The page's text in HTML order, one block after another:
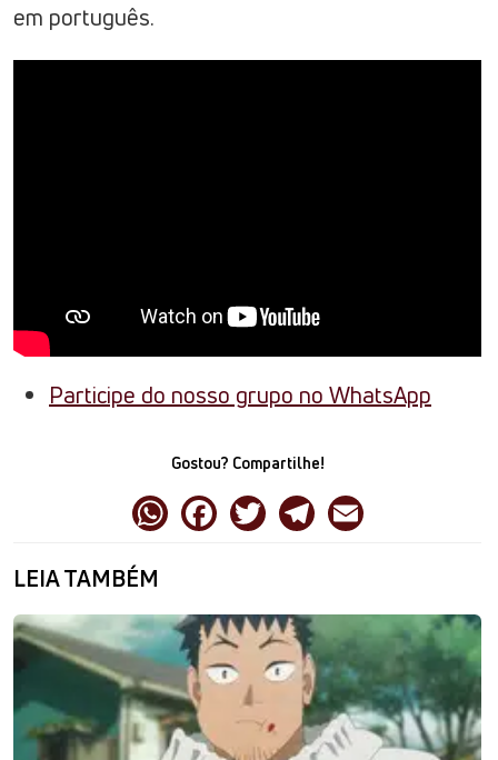
em português.
Participe do nosso grupo no WhatsApp
Gostou? Compartilhe!
LEIA TAMBÉM